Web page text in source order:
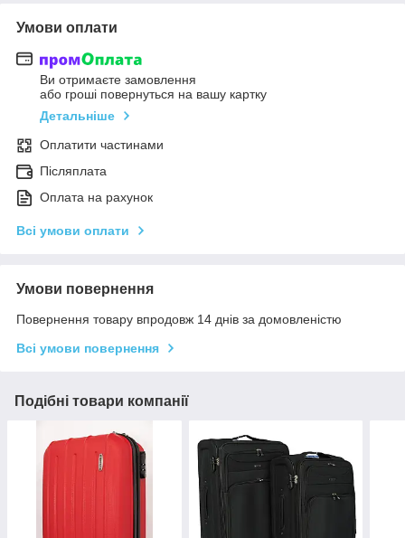
Умови оплати
Ви отримаєте замовлення
або гроші повернуться на вашу картку
Детальніше
Оплатити частинами
Післяплата
Оплата на рахунок
Всі умови оплати
Умови повернення
Повернення товару впродовж 14 днів за домовленістю
Всі умови повернення
Подібні товари компанії